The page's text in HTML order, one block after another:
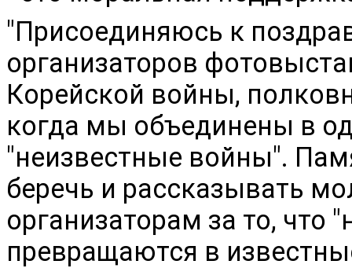
"Присоединяюсь к
организаторов
Корейской войны,
когда мы объединены в
"неизвестные войны".
беречь и рассказывать
организаторам за то, что
превращаются в